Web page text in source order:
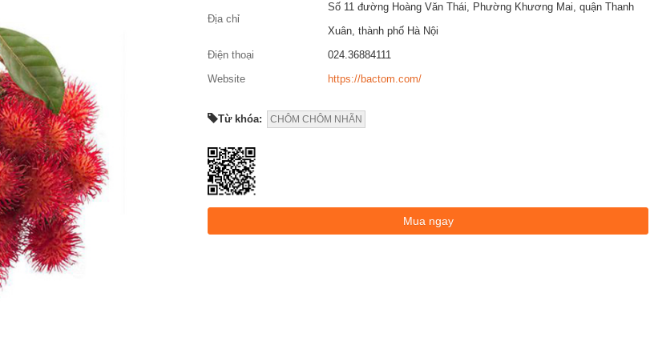
Địa chỉ
Số 11 đường Hoàng Văn Thái, Phường Khương Mai, quận Thanh
Xuân, thành phố Hà Nội
Điện thoại
024.36884111
Website
https://bactom.com/
Từ khóa: CHÔM CHÔM NHÃN